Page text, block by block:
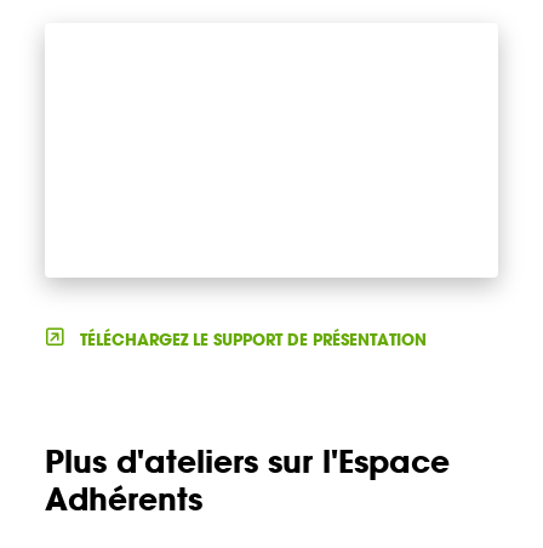
TÉLÉCHARGEZ LE SUPPORT DE PRÉSENTATION
Plus d'ateliers sur l'Espace
Adhérents